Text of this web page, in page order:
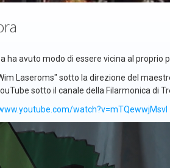
ha avuto modo di essere vicina al proprio
Laseroms" sotto la direzione del
sotto il canale della Filarmonica di
watch?v=mTQewwjMsvI